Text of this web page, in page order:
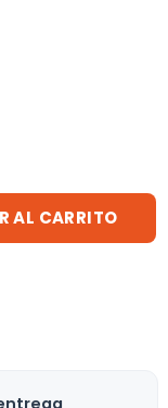
AL CARRITO